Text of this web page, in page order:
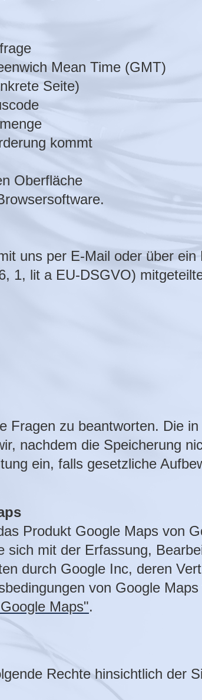
Mean Time (GMT)
Seite)
kommt
Oberfläche
uns per E-Mail oder über
1, lit a EU-DSGVO)
Fragen zu beantworten. Die
nachdem die Speicherung
ein, falls gesetzliche
Produkt Google Maps von
sich mit der Erfassung,
durch Google Inc, deren
von Google
Maps".
Rechte hinsichtlich der